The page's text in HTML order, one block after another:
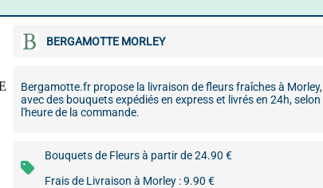
BERGAMOTTE MORLEY
Bergamotte.fr propose la livraison de fleurs fraîches à Morley,
avec des bouquets expédiés en express et livrés en 24h, selon
l'heure de la commande.
Bouquets de Fleurs à partir de 24.90 €
Frais de Livraison à Morley : 9.90 €